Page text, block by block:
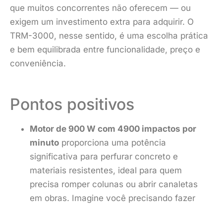
que muitos concorrentes não oferecem — ou
exigem um investimento extra para adquirir. O
TRM-3000, nesse sentido, é uma escolha prática
e bem equilibrada entre funcionalidade, preço e
conveniência.
Pontos positivos
Motor de 900 W com 4900 impactos por
minuto proporciona uma potência
significativa para perfurar concreto e
materiais resistentes, ideal para quem
precisa romper colunas ou abrir canaletas
em obras. Imagine você precisando fazer